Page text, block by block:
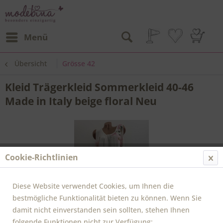
Menü
Übersicht Grösse 42
Kleid Trägerkleid Sommerkleid 40-46
Made in Italy beige floral Neu
Cookie-Richtlinien
Diese Website verwendet Cookies, um Ihnen die
bestmögliche Funktionalität bieten zu können. Wenn Sie
damit nicht einverstanden sein sollten, stehen Ihnen